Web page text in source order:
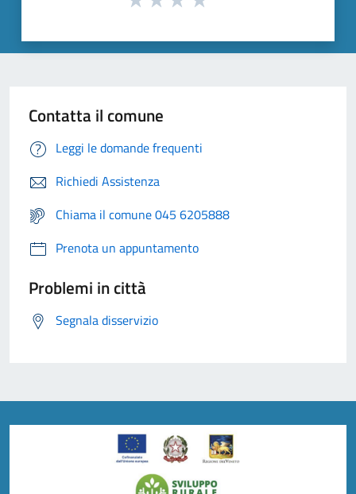
Contatta il comune
Leggi le domande frequenti
Richiedi Assistenza
Chiama il comune 045 6205888
Prenota un appuntamento
Problemi in città
Segnala disservizio